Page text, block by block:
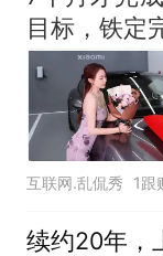
目标，铁定
互联网.乱侃秀 1跟
续约20年，